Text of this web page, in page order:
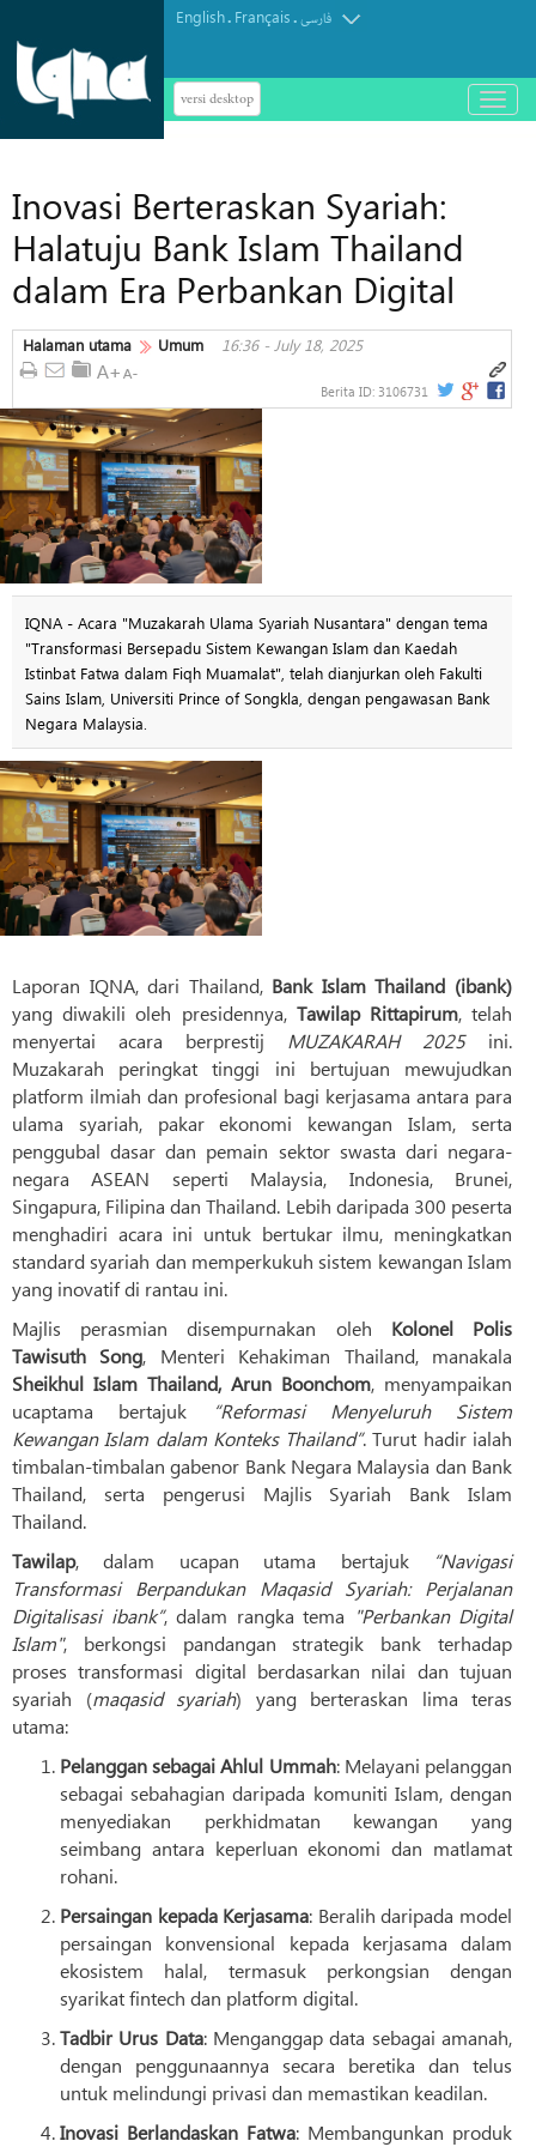
English. Français.فارسی
versi desktop
باز
و
Inovasi Berteraskan Syariah:
Halatuju Bank Islam Thailand
dalam Era Perbankan Digital
Halaman utama Umum 16:36 - July 18, 2025
Berita ID: 3106731
IQNA - Acara "Muzakarah Ulama Syariah Nusantara" dengan tema
"Transformasi Bersepadu Sistem Kewangan Islam dan Kaedah
Istinbat Fatwa dalam Fiqh Muamalat", telah dianjurkan oleh Fakulti
Sains Islam, Universiti Prince of Songkla, dengan pengawasan Bank
Negara Malaysia.
Laporan IQNA, dari Thailand, Bank Islam Thailand (ibank)
yang diwakili oleh presidennya, Tawilap Rittapirum, telah
menyertai acara berprestij MUZAKARAH 2025ini.
Muzakarah peringkat tinggi ini bertujuan mewujudkan
platform ilmiah dan profesional bagi kerjasama antara para
ulama syariah, pakar ekonomi kewangan Islam, serta
penggubal dasar dan pemain sektor swasta dari negara-
negara ASEAN seperti Malaysia, Indonesia, Brunei,
Singapura, Filipina dan Thailand. Lebih daripada 300 peserta
menghadiri acara ini untuk bertukar ilmu, meningkatkan
standard syariah dan memperkukuh sistem kewangan Islam
yang inovatif di rantau ini.
Majlis perasmian disempurnakan oleh Kolonel Polis
Tawisuth Song, Menteri Kehakiman Thailand, manakala
Sheikhul Islam Thailand, Arun Boonchom, menyampaikan
ucaptama bertajuk
“Reformasi Menyeluruh Sistem
Kewangan Islam dalam Konteks Thailand”. Turut hadir ialah
timbalan-timbalan gabenor Bank Negara Malaysia dan Bank
Thailand, serta pengerusi Majlis Syariah Bank Islam
Thailand.
Tawilap, dalam ucapan utama bertajuk
“Navigasi
Transformasi Berpandukan Maqasid Syariah: Perjalanan
Digitalisasi ibank”, dalam rangka tema "Perbankan Digital
Islam", berkongsi pandangan strategik bank terhadap
proses transformasi digital berdasarkan nilai dan tujuan
syariah (maqasid syariah) yang berteraskan lima teras
utama:
Pelanggan sebagai Ahlul Ummah: Melayani pelanggan
sebagai sebahagian daripada komuniti Islam, dengan
menyediakan perkhidmatan kewangan yang
seimbang antara keperluan ekonomi dan matlamat
rohani.
Persaingan kepada Kerjasama: Beralih daripada model
persaingan konvensional kepada kerjasama dalam
ekosistem halal, termasuk perkongsian dengan
syarikat fintech dan platform digital.
Tadbir Urus Data: Menganggap data sebagai amanah,
dengan penggunaannya secara beretika dan telus
untuk melindungi privasi dan memastikan keadilan.
Inovasi Berlandaskan Fatwa: Membangunkan produk